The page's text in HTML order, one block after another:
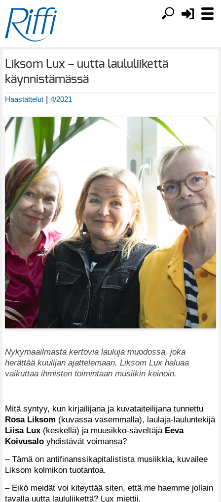
Liksom Lux – uutta laululiikettä
käynnistämässä
Haastattelut | 4/2021
Nykymaailmasta kertovia lauluja muodossa, joka
herättää kuulijan ajattelemaan. Liksom Lux haluaa
vaikuttaa ihmisten toimintaan musiikin keinoin.
Mitä syntyy, kun kirjailijana ja kuvataiteilijana tunnettu
Rosa Liksom (kuvassa vasemmalla), laulaja-lauluntekijä
Liisa Lux (keskellä) ja muusikko-säveltäjä Eeva
Koivusalo yhdistävät voimansa?
– Tämä on antifinanssikapitalistista musiikkia, kuvailee
Liksom kolmikon tuotantoa.
– Eikö meidät voi kiteyttää siten, että me haemme jollain
tavalla uutta laululiikettä? Lux miettii.